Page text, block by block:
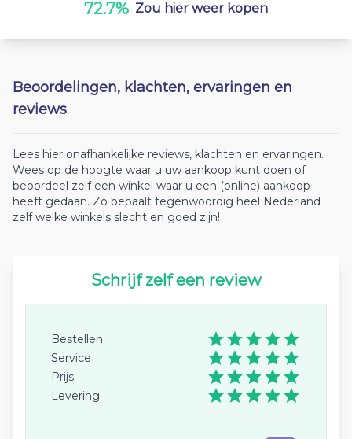
72.7% Zou hier weer kopen
Beoordelingen, klachten, ervaringen en
reviews
Lees hier onafhankelijke reviews, klachten en ervaringen.
Wees op de hoogte waar u uw aankoop kunt doen of
beoordeel zelf een winkel waar u een (online) aankoop
heeft gedaan. Zo bepaalt tegenwoordig heel Nederland
zelf welke winkels slecht en goed zijn!
Schrijf zelf een review
Bestellen
Service
Prijs
Levering